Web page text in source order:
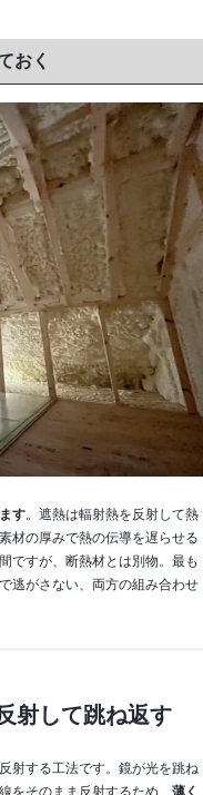
おく
す。遮熱は輻射熱を反射して熱
材の厚みで熱の伝導を遅らせる
ですが、断熱材とは別物。最も
逃がさない、両方の組み合わせ
射して跳ね返す
射する工法です。鏡が光を跳ね